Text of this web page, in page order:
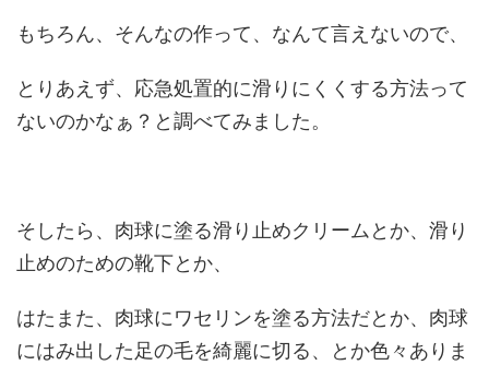
もちろん、そんなの作って、なんて言えないので、
とりあえず、応急処置的に滑りにくくする方法って
ないのかなぁ？と調べてみました。
そしたら、肉球に塗る滑り止めクリームとか、滑り
止めのための靴下とか、
はたまた、肉球にワセリンを塗る方法だとか、肉球
にはみ出した足の毛を綺麗に切る、とか色々ありま